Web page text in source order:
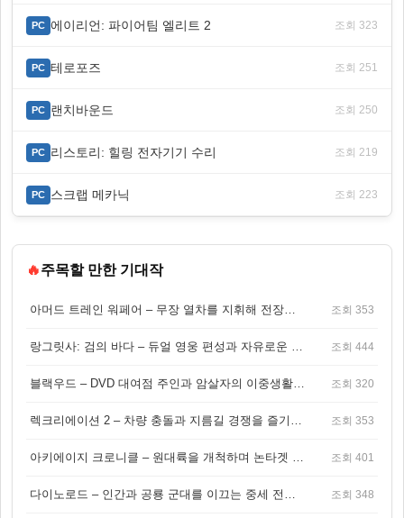
PC 에이리언: 파이어팀 엘리트 2 조회 323
PC 테로포즈 조회 251
PC 랜치바운드 조회 250
PC 리스토리: 힐링 전자기기 수리 조회 219
PC 스크랩 메카닉 조회 223
🔥주목할 만한 기대작
아머드 트레인 워페어 – 무장 열차를 지휘해 전장을 돌파하는 생존 전투 게임 조회 353
랑그릿사: 검의 바다 – 듀얼 영웅 편성과 자유로운 탐험을 결합한 판타지 전략 RPG 조회 444
블랙우드 – DVD 대여점 주인과 암살자의 이중생활을 그린 3인칭 액션 스릴러 게임 조회 320
렉크리에이션 2 – 차량 충돌과 지름길 경쟁을 즐기는 오픈월드 아케이드 레이싱 게임 조회 353
아키에이지 크로니클 – 원대륙을 개척하며 논타겟 전투를 즐기는 오픈월드 MMORPG 조회 401
다이노로드 – 인간과 공룡 군대를 이끄는 중세 전략 액션 RPG 조회 348